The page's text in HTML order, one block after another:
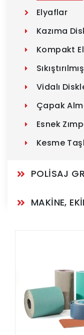
Elyaflar
Kazıma
Kompakt
Vidalı
Çapak
Esnek
Kesme
POLİSAJ
MAKİNE,